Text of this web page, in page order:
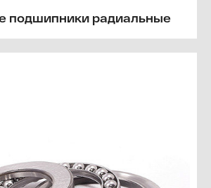
подшипники радиальные